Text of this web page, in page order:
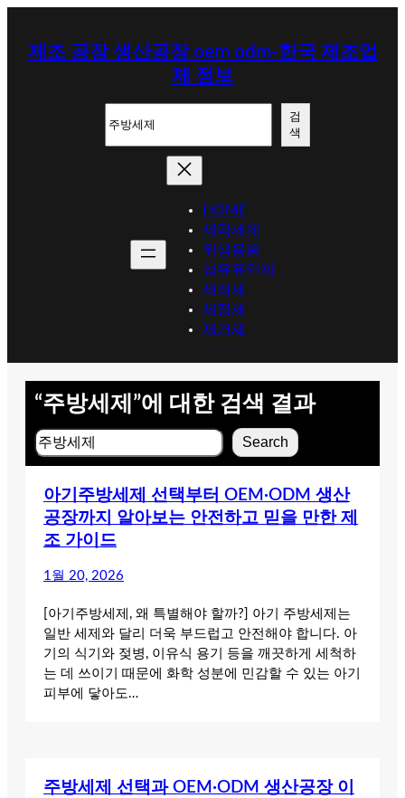
제조 공장 생산공장 oem odm-한국 제조업
체 정보
검
색
HOME
세탁세제
위생용품
섬유유연제
세척제
세정제
제거제
“주방세제”에 대한 검색 결과
검
색
Search
아기주방세제 선택부터 OEM·ODM 생산
공장까지 알아보는 안전하고 믿을 만한 제
조 가이드
1월 20, 2026
[아기주방세제, 왜 특별해야 할까?] 아기 주방세제는
일반 세제와 달리 더욱 부드럽고 안전해야 합니다. 아
기의 식기와 젖병, 이유식 용기 등을 깨끗하게 세척하
는 데 쓰이기 때문에 화학 성분에 민감할 수 있는 아기
피부에 닿아도…
주방세제 선택과 OEM·ODM 생산공장 이